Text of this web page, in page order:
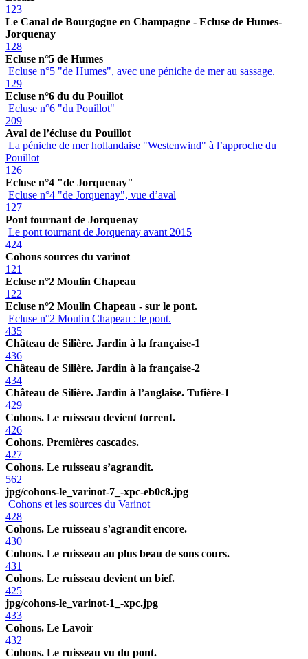
123
Le Canal de Bourgogne en Champagne - Ecluse de Humes-
Jorquenay
128
Ecluse n°5 de Humes
Ecluse n°5 "de Humes", avec une péniche de mer au sassage.
129
Ecluse n°6 du du Pouillot
Ecluse n°6 "du Pouillot"
209
Aval de l’écluse du Pouillot
La péniche de mer hollandaise "Westenwind" à l’approche du
Pouillot
126
Ecluse n°4 "de Jorquenay"
Ecluse n°4 "de Jorquenay", vue d’aval
127
Pont tournant de Jorquenay
Le pont tournant de Jorquenay avant 2015
424
Cohons sources du varinot
121
Ecluse n°2 Moulin Chapeau
122
Ecluse n°2 Moulin Chapeau - sur le pont.
Ecluse n°2 Moulin Chapeau : le pont.
435
Château de Silière. Jardin à la française-1
436
Château de Silière. Jardin à la française-2
434
Château de Silière. Jardin à l’anglaise. Tufière-1
429
Cohons. Le ruisseau devient torrent.
426
Cohons. Premières cascades.
427
Cohons. Le ruisseau s’agrandit.
562
jpg/cohons-le_varinot-7_-xpc-eb0c8.jpg
Cohons et les sources du Varinot
428
Cohons. Le ruisseau s’agrandit encore.
430
Cohons. Le ruisseau au plus beau de sons cours.
431
Cohons. Le ruisseau devient un bief.
425
jpg/cohons-le_varinot-1_-xpc.jpg
433
Cohons. Le Lavoir
432
Cohons. Le ruisseau vu du pont.